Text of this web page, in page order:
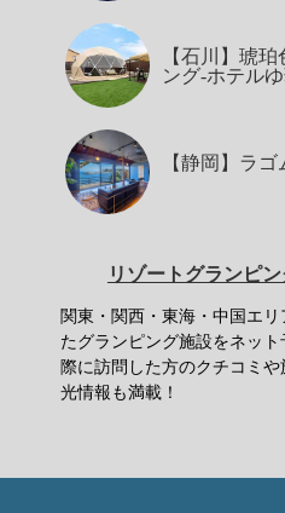
【石川】琥
ング-ホテル
【静岡】ラゴ
リゾートグランピ
関東・関西・東海・中国エ
たグランピング施設をネッ
際に訪問した方のクチコミ
光情報も満載！